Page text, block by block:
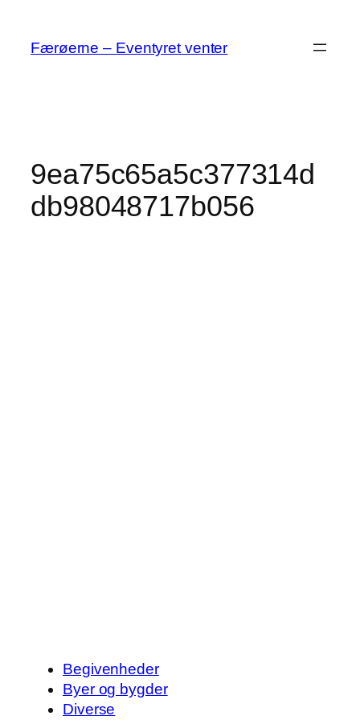
indhold
Færøerne – Eventyret venter
9ea75c65a5c377314d
db98048717b056
Begivenheder
Byer og bygder
Diverse